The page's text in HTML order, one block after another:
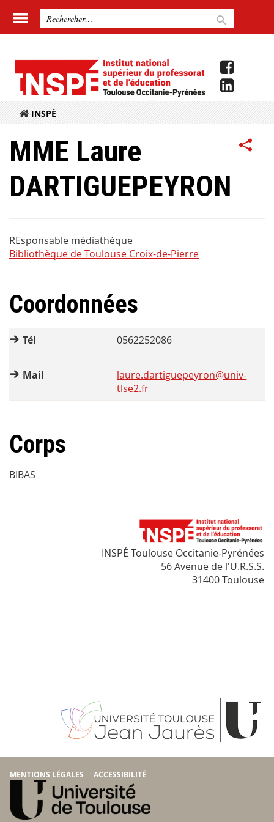
INSPÉ
MME Laure
DARTIGUEPEYRON
REsponsable médiathèque
Bibliothèque de Toulouse Croix-de-Pierre
Coordonnées
Tél 0562252086
Mail
laure.dartiguepeyron@univ-
tlse2.fr
Corps
BIBAS
INSPÉ Toulouse Occitanie-Pyrénées
56 Avenue de l'U.R.S.S.
31400 Toulouse
MENTIONS LÉGALES ACCESSIBILITÉ